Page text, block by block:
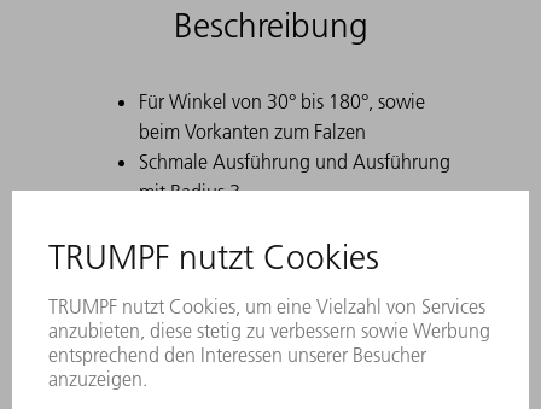
Beschreibung
Für Winkel von 30° bis 180°, sowie
beim Vorkanten zum Falzen
Schmale Ausführung und Ausführung
mit Radius 3
Beim Erstellen von spitzen Biegungen mit
30° Matrizen kann es dazu kommen, dass
sich das gebogene Blech in der Matrize
verklemmt. TRUMPF Ausstoßhilfen lösen
dieses Problem.